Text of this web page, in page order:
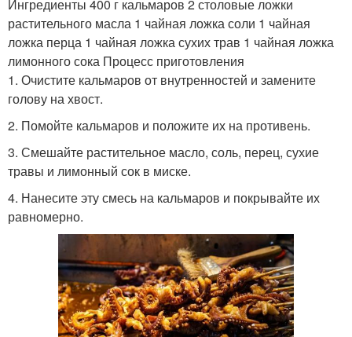
Ингредиенты 400 г кальмаров 2 столовые ложки
растительного масла 1 чайная ложка соли 1 чайная
ложка перца 1 чайная ложка сухих трав 1 чайная ложка
лимонного сока Процесс приготовления
1. Очистите кальмаров от внутренностей и замените
голову на хвост.
2. Помойте кальмаров и положите их на противень.
3. Смешайте растительное масло, соль, перец, сухие
травы и лимонный сок в миске.
4. Нанесите эту смесь на кальмаров и покрывайте их
равномерно.